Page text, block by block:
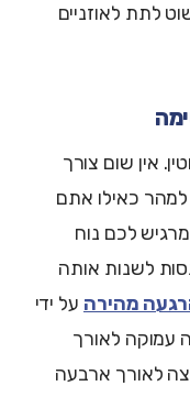
לתת לאוזניים
אין שום צורך
למהר כאילו אתם
לכם נוח
לשנות אותה
מהירה על ידי
עמוקה לאורך
לאורך ארבעה